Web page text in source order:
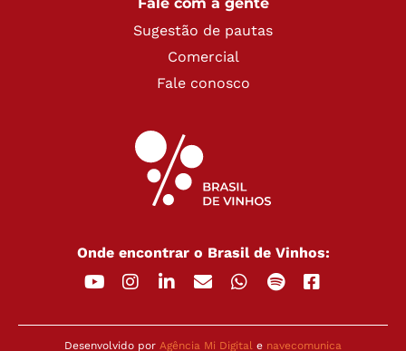
Sugestão de pautas
Comercial
Fale conosco
Onde encontrar o Brasil de Vinhos:
Desenvolvido por Agência Mi Digital e navecomunica